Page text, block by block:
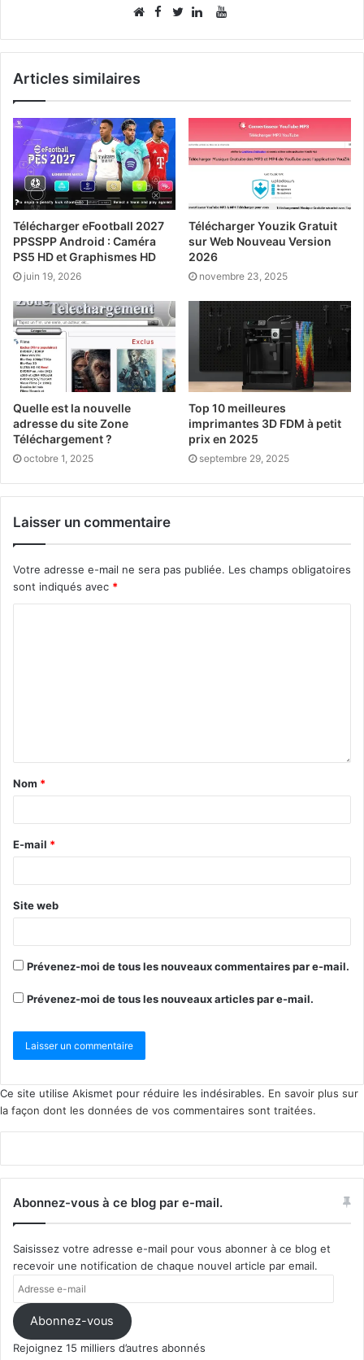
FacebookYouTube
Articles similaires
Télécharger eFootball 2027
PPSSPP Android : Caméra
PS5 HD et Graphismes HD
juin 19, 2026
Télécharger Youzik Gratuit
sur Web Nouveau Version
2026
novembre 23, 2025
Quelle est la nouvelle
adresse du site Zone
Téléchargement ?
octobre 1, 2025
Top 10 meilleures
imprimantes 3D FDM à petit
prix en 2025
septembre 29, 2025
Laisser un commentaire
Votre adresse e-mail ne sera pas publiée. Les champs obligatoires
sont indiqués avec *
Nom *
E-mail *
Site web
Prévenez-moi de tous les nouveaux commentaires par e-mail.
Prévenez-moi de tous les nouveaux articles par e-mail.
Ce site utilise Akismet pour réduire les indésirables. En savoir plus sur
la façon dont les données de vos commentaires sont traitées.
Abonnez-vous à ce blog par e-mail.
Saisissez votre adresse e-mail pour vous abonner à ce blog et
recevoir une notification de chaque nouvel article par email.
Adresse
e-
mail Abonnez-vous
Rejoignez 15 milliers d’autres abonnés